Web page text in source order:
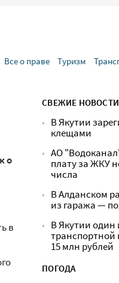
Все о праве Туризм
о
в
СВЕЖИЕ НОВОСТИ
В Якутии
клещами
АО
плату за ЖКУ
числа
В Алданском
из гаража —
В Якутии один
транспортной
15 млн рублей
ПОГОДА